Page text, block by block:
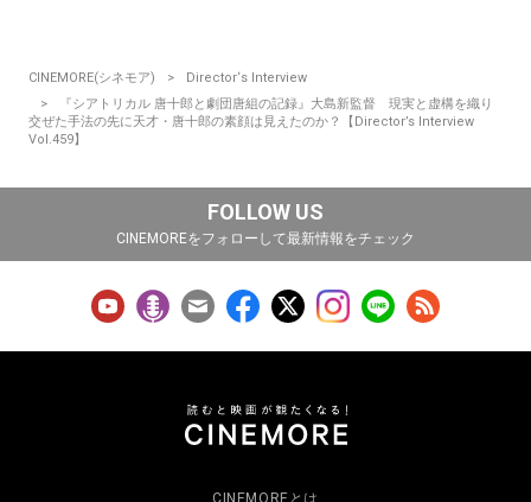
CINEMORE(シネモア)
Director‘s Interview
『シアトリカル 唐十郎と劇団唐組の記録』大島新監督 現実と虚構を織り
交ぜた手法の先に天才・唐十郎の素顔は見えたのか？【Director’s Interview
Vol.459】
FOLLOW US
CINEMOREをフォローして最新情報をチェック
CINEMOREとは